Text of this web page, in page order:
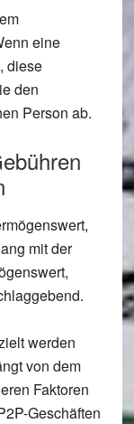
eine
diese
den
Person ab.
mit der
werden
von dem
Faktoren
Geschäften